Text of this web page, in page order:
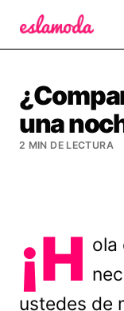
una
2 MIN DE LECTURA
¡H ola
ustedes de